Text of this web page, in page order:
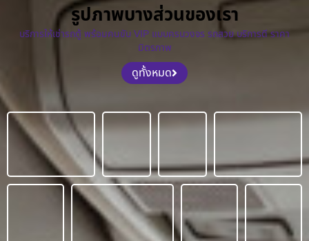
รูปภาพบางส่วนของเรา
บริการให้เช่ารถตู้ พร้อมคนขับ VIP แบบครบวงจร รถสวย บริการดี ราคา
มิตรภาพ
ดูทั้งหมด